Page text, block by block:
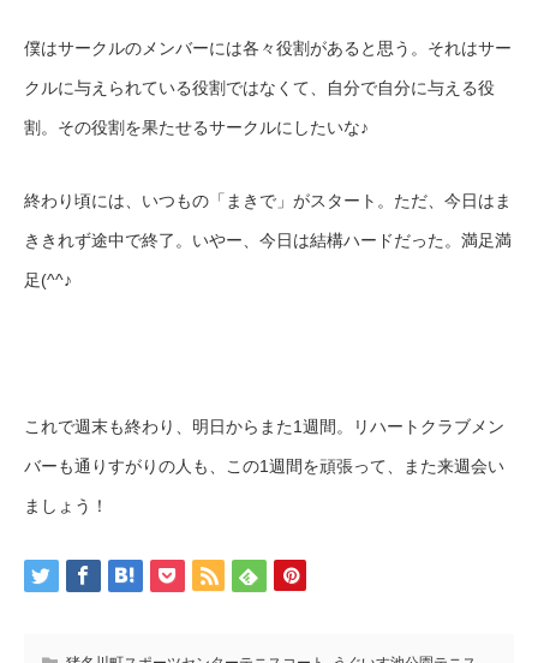
僕はサークルのメンバーには各々役割があると思う。それはサー
クルに与えられている役割ではなくて、自分で自分に与える役
割。その役割を果たせるサークルにしたいな♪
終わり頃には、いつもの「まきで」がスタート。ただ、今日はま
ききれず途中で終了。いやー、今日は結構ハードだった。満足満
足(^^♪
これで週末も終わり、明日からまた1週間。リハートクラブメン
バーも通りすがりの人も、この1週間を頑張って、また来週会い
ましょう！